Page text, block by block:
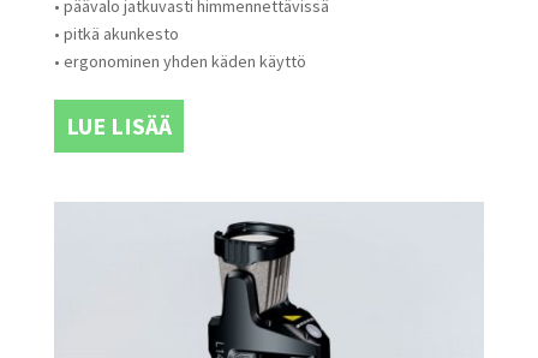
• päävalo jatkuvasti himmennettävissä
• pitkä akunkesto
• ergonominen yhden käden käyttö
LUE LISÄÄ